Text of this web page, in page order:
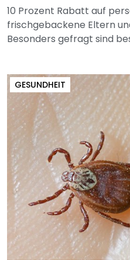
10 Prozent Rabatt auf
frischgebackene Eltern
Besonders gefragt sind
GESUNDHEIT